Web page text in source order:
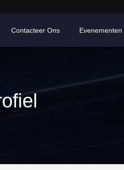
Contacteer Ons Evenementen